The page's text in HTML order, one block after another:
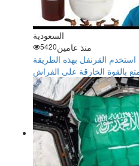
السعودية
منذ عامين5420
استخدم القرنفل بهذه الطريقة
بالقوة الخارقة على الفراش